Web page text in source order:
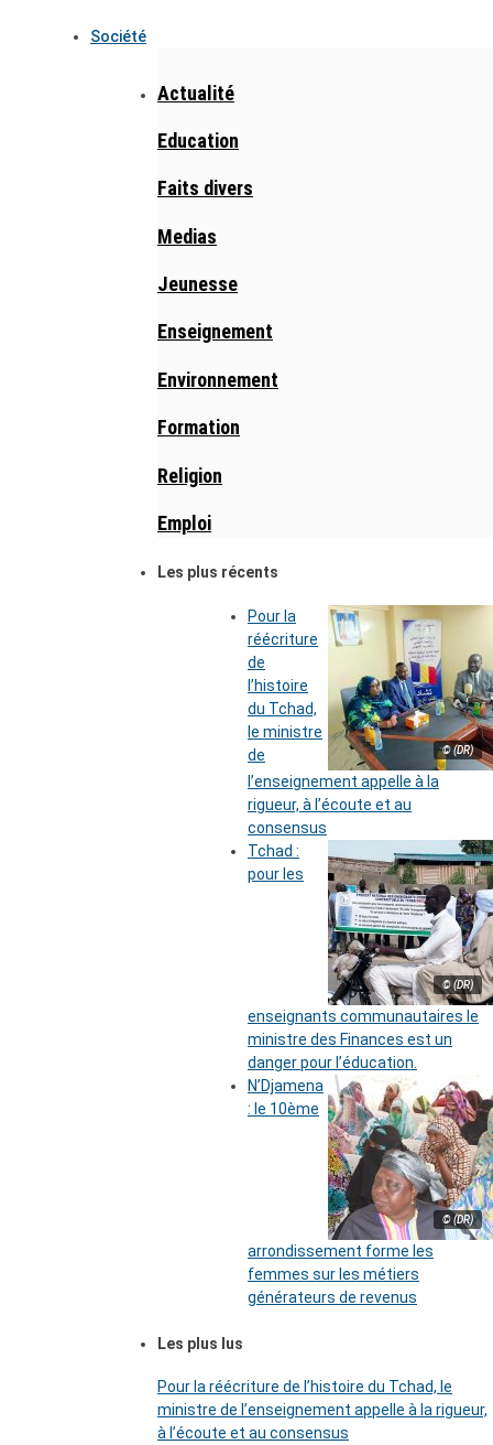
Société
Actualité
Education
Faits divers
Medias
Jeunesse
Enseignement
Environnement
Formation
Religion
Emploi
Les plus récents
© (DR)
Pour la
réécriture
de
l’histoire
du Tchad,
le ministre
de
l’enseignement appelle à la
rigueur, à l’écoute et au
consensus
© (DR)
Tchad :
pour les
enseignants communautaires le
ministre des Finances est un
danger pour l’éducation.
© (DR)
N’Djamena
: le 10ème
arrondissement forme les
femmes sur les métiers
générateurs de revenus
Les plus lus
Pour la réécriture de l’histoire du Tchad, le
ministre de l’enseignement appelle à la rigueur,
à l’écoute et au consensus